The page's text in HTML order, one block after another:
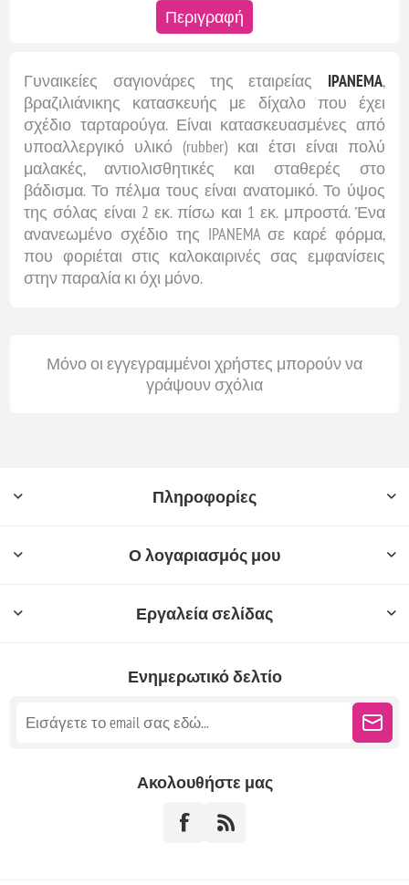
Περιγραφή
Γυναικείες σαγιονάρες της εταιρείας IPANEMA,
βραζιλιάνικης κατασκευής με δίχαλο που έχει
σχέδιο ταρταρούγα. Είναι κατασκευασμένες από
υποαλλεργικό υλικό (rubber) και έτσι είναι πολύ
μαλακές, αντιολισθητικές και σταθερές στο
βάδισμα. Το πέλμα τους είναι ανατομικό. Το ύψος
της σόλας είναι 2 εκ. πίσω και 1 εκ. μπροστά. Ένα
ανανεωμένο σχέδιο της IPANEMA σε καρέ φόρμα,
που φοριέται στις καλοκαιρινές σας εμφανίσεις
στην παραλία κι όχι μόνο.
Μόνο οι εγγεγραμμένοι χρήστες μπορούν να
γράψουν σχόλια
Πληροφορίες
Ο λογαριασμός μου
Εργαλεία σελίδας
Ενημερωτικό δελτίο
Ακολουθήστε μας